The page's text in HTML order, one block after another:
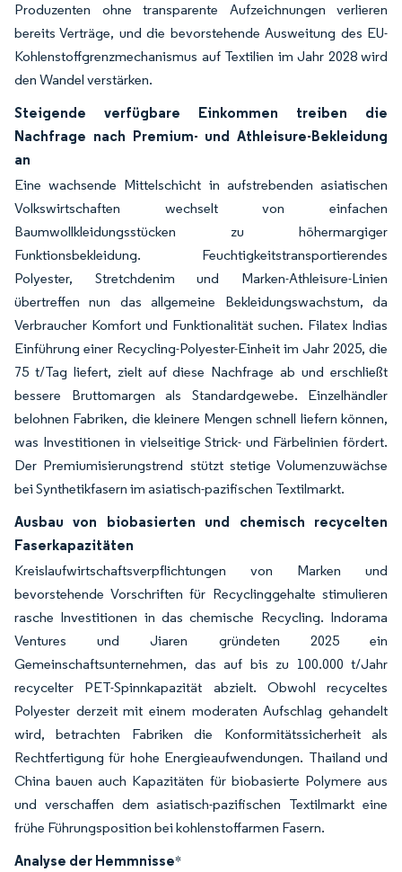
Produzenten ohne transparente Aufzeichnungen verlieren
bereits Verträge, und die bevorstehende Ausweitung des EU-
Kohlenstoffgrenzmechanismus auf Textilien im Jahr 2028 wird
den Wandel verstärken.
Steigende verfügbare Einkommen treiben die
Nachfrage nach Premium- und Athleisure-Bekleidung
an
Eine wachsende Mittelschicht in aufstrebenden asiatischen
Volkswirtschaften wechselt von einfachen
Baumwollkleidungsstücken zu höhermargiger
Funktionsbekleidung. Feuchtigkeitstransportierendes
Polyester, Stretchdenim und Marken-Athleisure-Linien
übertreffen nun das allgemeine Bekleidungswachstum, da
Verbraucher Komfort und Funktionalität suchen. Filatex Indias
Einführung einer Recycling-Polyester-Einheit im Jahr 2025, die
75 t/Tag liefert, zielt auf diese Nachfrage ab und erschließt
bessere Bruttomargen als Standardgewebe. Einzelhändler
belohnen Fabriken, die kleinere Mengen schnell liefern können,
was Investitionen in vielseitige Strick- und Färbelinien fördert.
Der Premiumisierungstrend stützt stetige Volumenzuwächse
bei Synthetikfasern im asiatisch-pazifischen Textilmarkt.
Ausbau von biobasierten und chemisch recycelten
Faserkapazitäten
Kreislaufwirtschaftsverpflichtungen von Marken und
bevorstehende Vorschriften für Recyclinggehalte stimulieren
rasche Investitionen in das chemische Recycling. Indorama
Ventures und Jiaren gründeten 2025 ein
Gemeinschaftsunternehmen, das auf bis zu 100.000 t/Jahr
recycelter PET-Spinnkapazität abzielt. Obwohl recyceltes
Polyester derzeit mit einem moderaten Aufschlag gehandelt
wird, betrachten Fabriken die Konformitätssicherheit als
Rechtfertigung für hohe Energieaufwendungen. Thailand und
China bauen auch Kapazitäten für biobasierte Polymere aus
und verschaffen dem asiatisch-pazifischen Textilmarkt eine
frühe Führungsposition bei kohlenstoffarmen Fasern.
Analyse der Hemmnisse*